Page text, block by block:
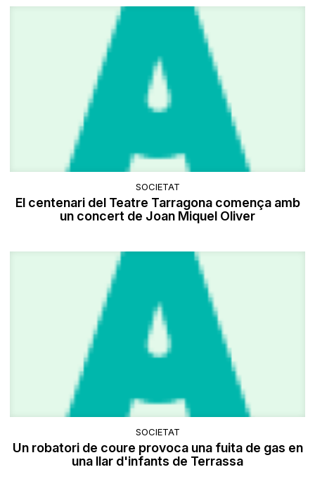
SOCIETAT
El centenari del Teatre Tarragona comença amb
un concert de Joan Miquel Oliver
SOCIETAT
Un robatori de coure provoca una fuita de gas en
una llar d'infants de Terrassa